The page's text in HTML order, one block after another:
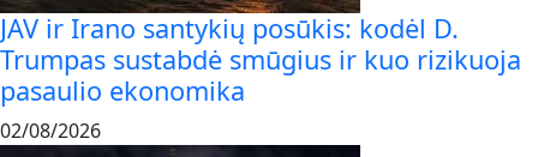
JAV ir Irano santykių posūkis: kodėl D.
Trumpas sustabdė smūgius ir kuo rizikuoja
pasaulio ekonomika
02/08/2026